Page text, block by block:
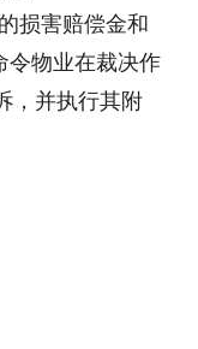
损害赔偿金和
令物业在裁决作
，并执行其附